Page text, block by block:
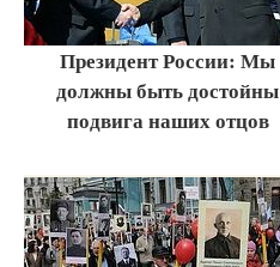
Президент России: Мы
должны быть достойны
подвига наших отцов